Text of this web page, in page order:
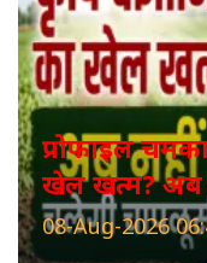
प्रोफाइल
खेल खत्म? अब
08-Aug-2026